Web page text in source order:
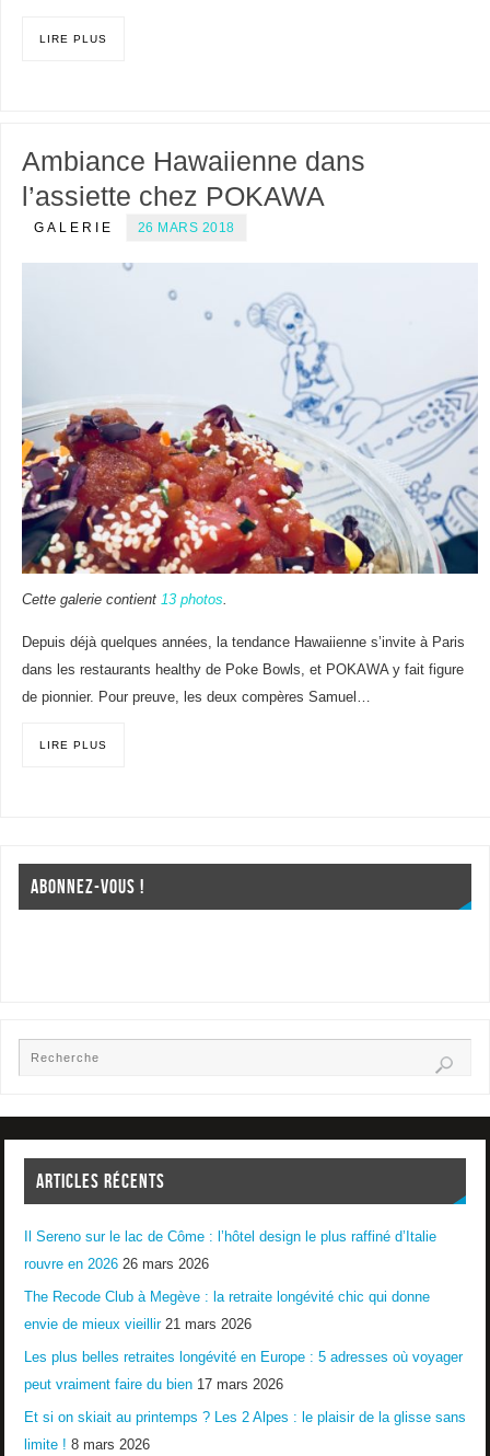
LIRE PLUS
Ambiance Hawaiienne dans
l’assiette chez POKAWA
GALERIE 26 MARS 2018
Cette galerie contient 13 photos.
Depuis déjà quelques années, la tendance Hawaiienne s’invite à Paris
dans les restaurants healthy de Poke Bowls, et POKAWA y fait figure
de pionnier. Pour preuve, les deux compères Samuel…
LIRE PLUS
ABONNEZ-VOUS !
ARTICLES RÉCENTS
Il Sereno sur le lac de Côme : l’hôtel design le plus raffiné d’Italie
rouvre en 2026 26 mars 2026
The Recode Club à Megève : la retraite longévité chic qui donne
envie de mieux vieillir 21 mars 2026
Les plus belles retraites longévité en Europe : 5 adresses où voyager
peut vraiment faire du bien 17 mars 2026
Et si on skiait au printemps ? Les 2 Alpes : le plaisir de la glisse sans
limite ! 8 mars 2026